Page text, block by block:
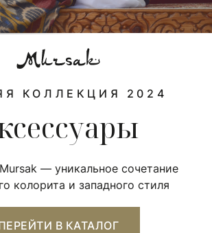
КОЛЛЕКЦИЯ 2024
— уникальное сочетание
колорита и западного стиля
В КАТАЛОГ